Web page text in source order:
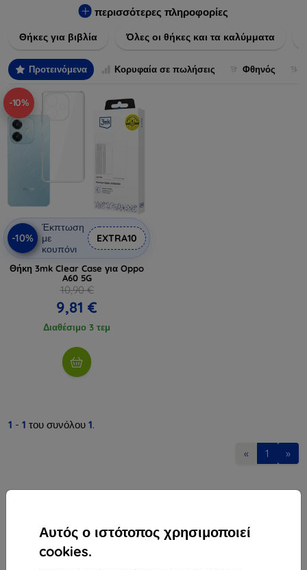
Αυτός ο ιστότοπος χρησιμοποιεί
cookies.
πτώσεις και άλλες φθορές, ενώ παράλληλα δίνετε ένα
και τη διάρκεια ζωής των συσκευών σας με τις κορυφαίες
περισσότερες πληροφορίες
Θήκες για βιβλία Όλες οι θήκες και τα καλύμματα
Προτεινόμενα Κορυφαία σε πωλήσεις Φθηνός
-10%
-10%
Έκπτωση
με
κουπόνι
EXTRA10
Θήκη 3mk Clear Case για Oppo
A60 5G
10,90 €
9,81 €
Διαθέσιμο 3 τεμ
1 - 1 του συνόλου 1.
« 1 »